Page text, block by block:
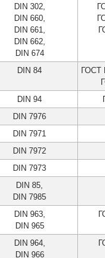
DIN 302,
DIN 660,
DIN 661,
DIN 662,
DIN 674
DIN 84
ГОСТ
DIN 94
DIN 7976
DIN 7971
DIN 7972
DIN 7973
DIN 85,
DIN 7985
DIN 963,
DIN 965
DIN 964,
DIN 966